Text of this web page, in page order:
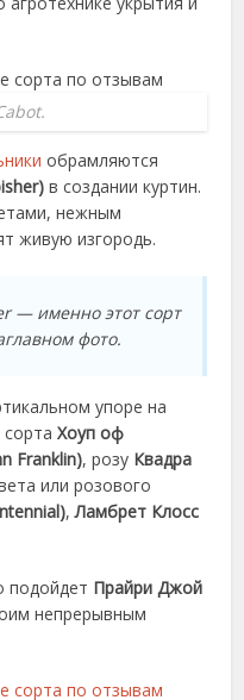
обрамляются
в создании куртин.
нежным
живую изгородь.
— именно этот сорт
фото.
упоре на
сортаХоуп оф
Franklin), розу Квадра
или розового
,Ламбрет Клосс
подойдет Прайри Джой
непрерывным